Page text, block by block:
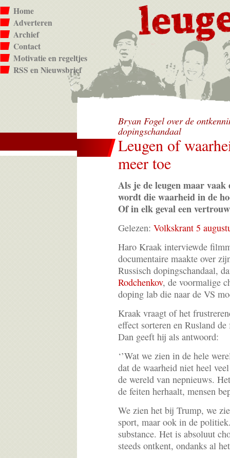
Home
Adverteren
Archief
Contact
Motivatie en regeltjes
RSS en Nieuwsbrief
Bryan Fogel over de
dopingschandaal
Leugen of
meer toe
Als je de leugen maar
wordt die waarheid in de
Of in elk geval een
Gelezen: Volkskrant 5
Haro Kraak interviewde
documentaire maakte over
Russisch dopingschandaal,
Rodchenkov, de voormalige
doping lab die naar de VS
Kraak vraagt of het
effect sorteren en Rusland
Dan geeft hij als antwoord:
‘’Wat we zien in de hele
dat de waarheid niet heel
de wereld van nepnieuws.
de feiten herhaalt, mensen
We zien het bij Trump, we
sport, maar ook in de
substance. Het is absoluut
steeds ontkent, ondanks al